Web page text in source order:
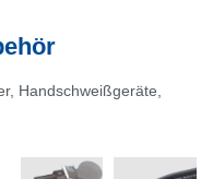
Handschweißgeräte,